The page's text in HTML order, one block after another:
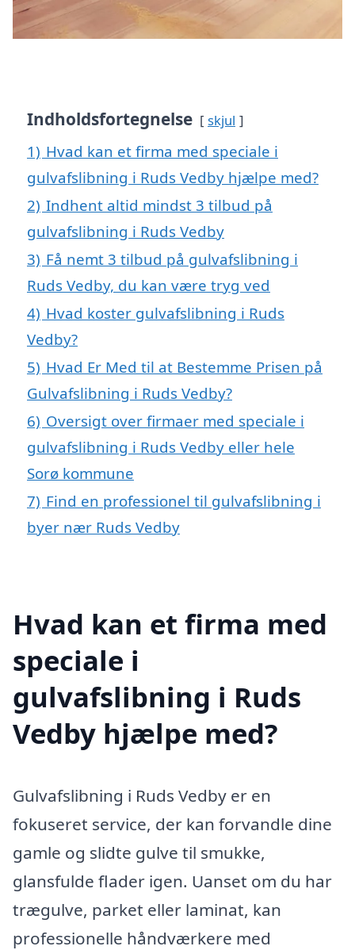
Indholdsfortegnelse skjul
1) Hvad kan et firma med speciale i
gulvafslibning i Ruds Vedby hjælpe med?
2) Indhent altid mindst 3 tilbud på
gulvafslibning i Ruds Vedby
3) Få nemt 3 tilbud på gulvafslibning i
Ruds Vedby, du kan være tryg ved
4) Hvad koster gulvafslibning i Ruds
Vedby?
5) Hvad Er Med til at Bestemme Prisen på
Gulvafslibning i Ruds Vedby?
6) Oversigt over firmaer med speciale i
gulvafslibning i Ruds Vedby eller hele
Sorø kommune
7) Find en professionel til gulvafslibning i
byer nær Ruds Vedby
Hvad kan et firma med
speciale i
gulvafslibning i Ruds
Vedby hjælpe med?
Gulvafslibning i Ruds Vedby er en
fokuseret service, der kan forvandle dine
gamle og slidte gulve til smukke,
glansfulde flader igen. Uanset om du har
trægulve, parket eller laminat, kan
professionelle håndværkere med